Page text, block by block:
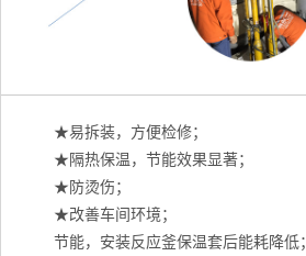
★易拆装，方便检修；
★隔热保温，节能效果显著；
★防烫伤；
★改善车间环境；
节能，安装反应釜保温套后能耗降低；